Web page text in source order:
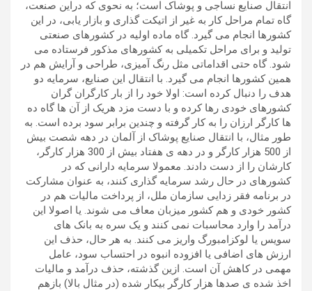
انتقال صنایع نساجی و پوشاک است؛ به نحوی که دراین صنعت،
گاه تمام مراحل کار به غیر از اتیکت گذاری و بازار یابی، در این
کشورها انجام می گیرد. گاه ماده اولیه در کشورهای صنعتی
تولید و برای مراحل تکمیلی به کشورهای مذکور فرستاده می
شود. گاه حتی اقداماتی مثل رنگ آمیزی، طراحی و آرایش هم در
همین کشورها انجام می گیرد. با انتقال این صنایع، سرمایه دو
هدف را دنبال کرده است: اولا خود را از بار کارگران گران
کشورهای خودی رها کرده و با دست مزد هریک از آن ها گاه ده
ها کارگر ارزان را به کار گرفته و چندین برابر سود برده است. به
طور مثال، با انتقال صنایع پوشاک از آلمان در دهه شصت بیش
از 500 هزار کارگر و در دهه ی هفتاد بیش از 300 هزار کارگر،
کارشان را از دست دادند. معمولا سرمایه دارانی که در
کشورهای در حال رشد سرمایه گذاری کنند، به عنوان مشارکت
در برنامه فقر زدایی سازمان ملل، از پرداخت مالیات هم در
کشور خودی و هم کشور میزبان معاف می شوند. یا اصولا این
درآمد را وارد محاسبات نمی کنند و یک سره به بانک های
سویس یا لوکزامبورگ واریز می کنند. به هر حال، حذف این
ارزش های اضافی یا افزوده انبوه در احتساب سود، عامل
مهمی در کاهش آن است. ازین گذشته، حذف درآمد و مالیات
اخذ شده ی صدها هزار کارگر بیکار شده (در مثال بالا) بازهم